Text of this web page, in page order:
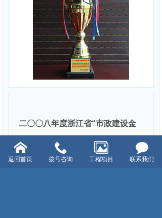
二〇〇八年度浙江省“市政建设金
奖示范工程”
返回首页 拨号咨询 工程项目 联系我们